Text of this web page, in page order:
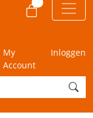
My
Account
Inloggen